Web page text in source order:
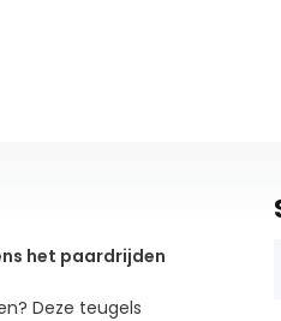
het paardrijden
Deze teugels